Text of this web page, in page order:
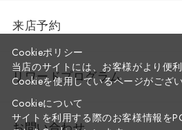
来店予約
リワードプログラム
Cookieポリシー
当店のサイトには、お客様がより便
Cookieを使用しているページがござい
Cookieについて
サイトを利用する際のお客様情報を